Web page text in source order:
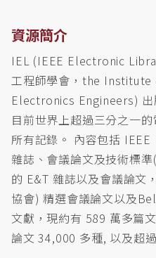
資源簡介
IEL (IEEE Electronic
工程師學會，the
Electronics Engineers) 出
目前世界上超過三分之一
所有記錄。 內容包括
雜誌、會議論文及技術標
的 E&T 雜誌以及會議論文
協會) 精選會議論文以及
文獻，現約有 589 萬多篇
論文 34,000 多種, 以及超